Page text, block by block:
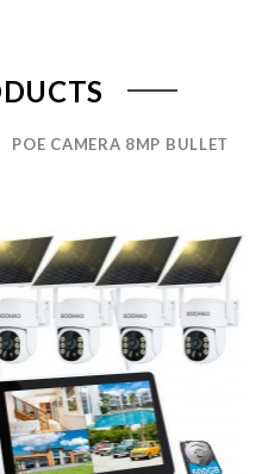
POE CAMERA 8MP BULLET